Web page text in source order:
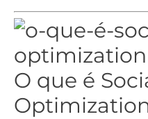
O que é